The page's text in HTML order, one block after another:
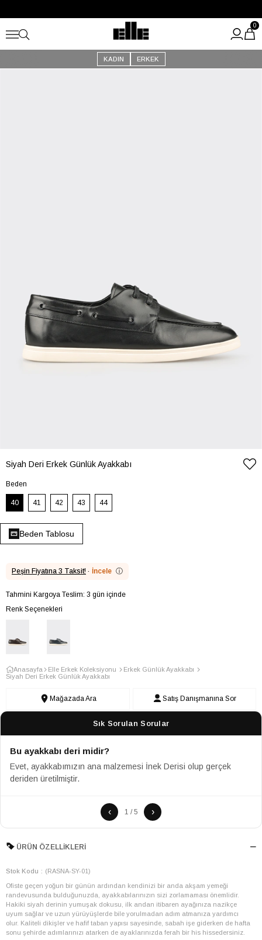
Kargo Ücretsiz!
KADIN ERKEK
0
Siyah Deri Erkek Günlük Ayakkabı
Beden
40 41 42 43 44
Beden Tablosu
Peşin Fiyatına 3 Taksit! · İncele ⓘ
Tahmini Kargoya Teslim: 3 gün içinde
Renk Seçenekleri
Anasayfa Elle Erkek Koleksiyonu
Erkek Günlük Ayakkabı
Siyah Deri Erkek Günlük Ayakkabı
Mağazada Ara Satış Danışmanına Sor
Sık Sorulan Sorular
Bu ayakkabı deri midir?
Evet, ayakkabımızın ana malzemesi İnek Derisi olup gerçek
deriden üretilmiştir.
‹ 1 / 5 ›
ÜRÜN ÖZELLIKLERI
Stok Kodu (RASNA-SY-01)
Ofiste geçen yoğun bir günün ardından kendinizi bir anda akşam yemeği
randevusunda bulduğunuzda, ayakkabılarınızın sizi zorlamaması önemlidir.
Hakiki siyah derinin yumuşak dokusu, ilk andan itibaren ayağınıza nazikçe
uyum sağlar ve uzun yürüyüşlerde bile yorulmadan adım atmanıza yardımcı
olur. Kaliteli dikişler ve hafif taban yapısı sayesinde, sabah işe giderken de hafta
sonu şehirde adımlarınızı atarken de ayaklarınızda ferah bir his hissedersiniz.